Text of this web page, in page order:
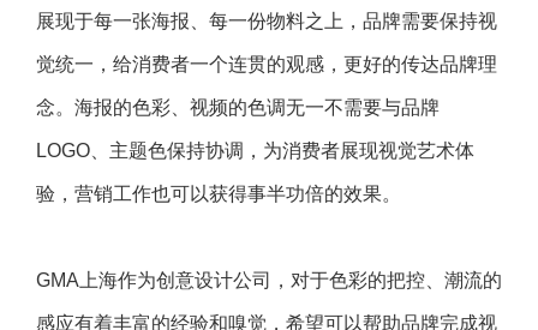
展现于每一张海报、每一份物料之上，品牌需要保持视
觉统一，给消费者一个连贯的观感，更好的传达品牌理
念。海报的色彩、视频的色调无一不需要与品牌
LOGO、主题色保持协调，为消费者展现视觉艺术体
验，营销工作也可以获得事半功倍的效果。
GMA上海作为创意设计公司，对于色彩的把控、潮流的
感应有着丰富的经验和嗅觉，希望可以帮助品牌完成视